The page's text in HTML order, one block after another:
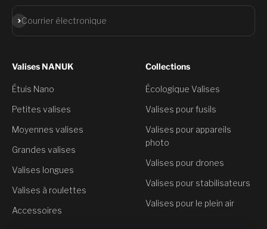
Courrier électronique
S'abonner
Valises NANUK
Étuis Nano
Petites valises
Moyennes valises
Grandes valises
Valises longues
Valises à roulettes
Accessoires
Collections
Écologique Valises
Valises pour fusils
Valises pour appareils
photo
Valises pour drones
Valises pour stabilisateurs
Valises pour le plein air